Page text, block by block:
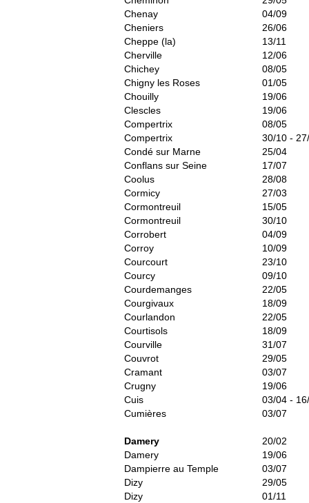
Chenay
04/09
Cheniers
26/06
Cheppe (la)
13/11
Cherville
12/06
Chichey
08/05
Chigny les Roses
01/05
Chouilly
19/06
Clescles
19/06
Compertrix
08/05
Compertrix
30/10 -
Condé sur Marne
25/04
Conflans sur Seine
17/07
Coolus
28/08
Cormicy
27/03
Cormontreuil
15/05
Cormontreuil
30/10
Corrobert
04/09
Corroy
10/09
Courcourt
23/10
Courcy
09/10
Courdemanges
22/05
Courgivaux
18/09
Courlandon
22/05
Courtisols
18/09
Courville
31/07
Couvrot
29/05
Cramant
03/07
Crugny
19/06
Cuis
03/04 -
Cumières
03/07
Damery
20/02
Damery
19/06
Dampierre au Temple
03/07
Dizy
29/05
Dizy
01/11